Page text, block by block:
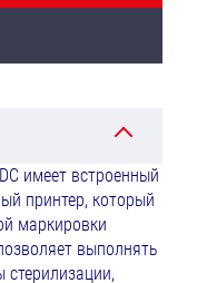
имеет встроенный
принтер, который
маркировки
выполнять